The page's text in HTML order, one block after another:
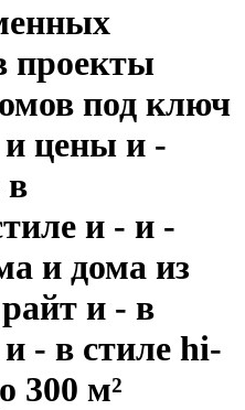
проекты
под ключ
цены и -
в
и - и -
и дома из
и - в
- в стиле hi-
300 м²